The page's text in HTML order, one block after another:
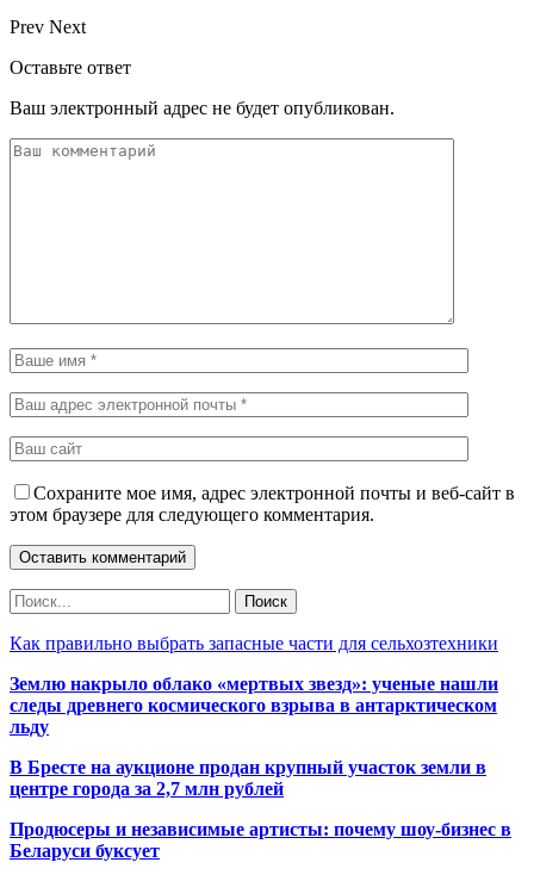
Prev Next
Оставьте ответ
Ваш электронный адрес не будет опубликован.
Сохраните мое имя, адрес электронной почты и веб-сайт в
этом браузере для следующего комментария.
Как правильно выбрать запасные части для сельхозтехники
Землю накрыло облако «мертвых звезд»: ученые нашли
следы древнего космического взрыва в антарктическом
льду
В Бресте на аукционе продан крупный участок земли в
центре города за 2,7 млн рублей
Продюсеры и независимые артисты: почему шоу-бизнес в
Беларуси буксует